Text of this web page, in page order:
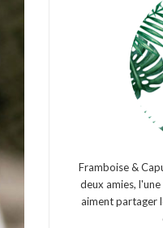
Framboise &
deux amies,
aiment partager